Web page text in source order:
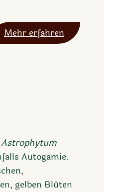
Mehr erfahren
Astrophytum
Autogamie.
gelben Blüten